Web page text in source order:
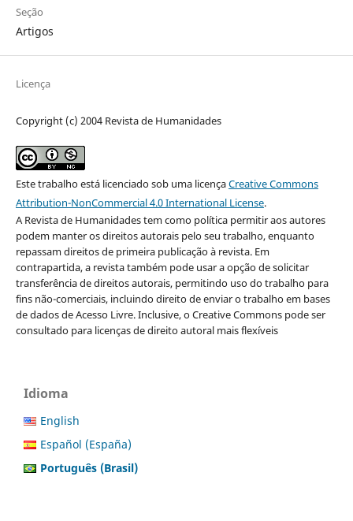
Seção
Artigos
Licença
Copyright (c) 2004 Revista de Humanidades
Este trabalho está licenciado sob uma licençaCreative Commons
Attribution-NonCommercial 4.0 International License.
A Revista de Humanidades tem como política permitir aos autores
podem manter os direitos autorais pelo seu trabalho, enquanto
repassam direitos de primeira publicação à revista. Em
contrapartida, a revista também pode usar a opção de solicitar
transferência de direitos autorais, permitindo uso do trabalho para
fins não-comerciais, incluindo direito de enviar o trabalho em bases
de dados de Acesso Livre. Inclusive, o Creative Commons pode ser
consultado para licenças de direito autoral mais flexíveis
Idioma
English
Español (España)
Português (Brasil)